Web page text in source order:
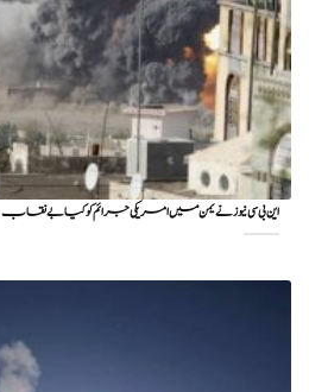
این بی سی نیوز نے یمن میں امریکی جرائم کو کیا بے نقاب